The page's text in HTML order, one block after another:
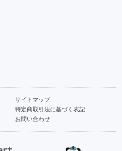
サイトマップ
特定商取引法に基づく表記
お問い合わせ